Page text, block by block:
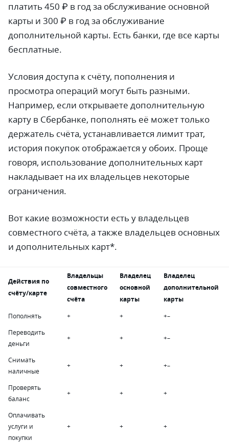
платить 450 ₽ в год за обслуживание основной
карты и 300 ₽ в год за обслуживание
дополнительной карты. Есть банки, где все карты
бесплатные.
Условия доступа к счёту, пополнения и
просмотра операций могут быть разными.
Например, если открываете дополнительную
карту в Сбербанке, пополнять её может только
держатель счёта, устанавливается лимит трат,
история покупок отображается у обоих. Проще
говоря, использование дополнительных карт
накладывает на их владельцев некоторые
ограничения.
Вот какие возможности есть у владельцев
совместного счёта, а также владельцев основных
и дополнительных карт*.
Действия по
счёту/карте
Владельцы
совместного
счёта
Владелец
основной
карты
Владелец
дополнительной
карты
Пополнять + + +–
Переводить
деньги
+ + +–
Снимать
наличные
+ + +–
Проверять
баланс
+ + +
Оплачивать
услуги и
покупки
+ + +